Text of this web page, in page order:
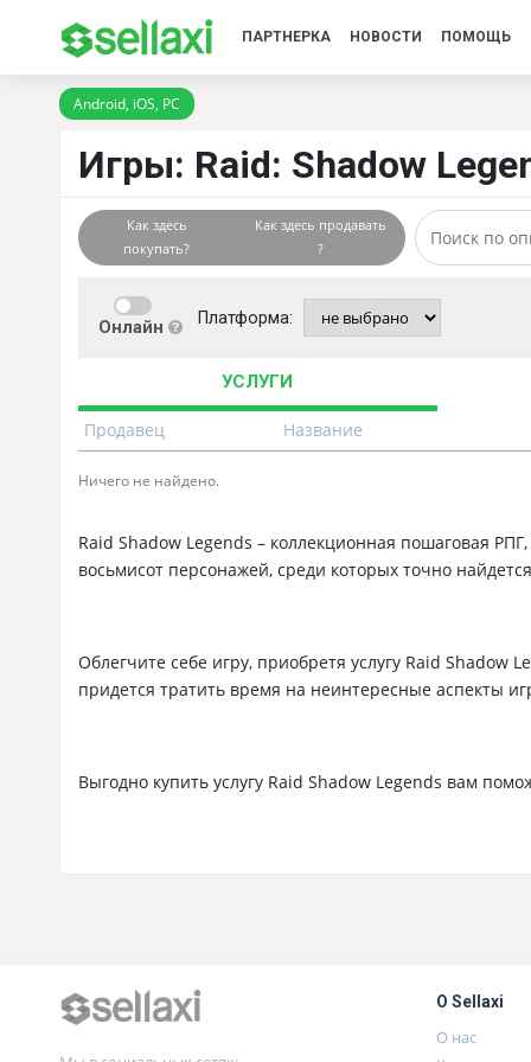
ПАРТНЕРКА НОВОСТИ ПОМОЩЬ
Android, iOS, PC
Игры: Raid: Shadow
Как здесь
покупать?
Как здесь продавать
?
Онлайн Платформа:
УСЛУГИ
Продавец Название
Ничего не найдено.
Raid Shadow Legends – коллекционная пошаговая
восьмисот персонажей, среди которых точно
Облегчите себе игру, приобретя услугу Raid Shadow
придется тратить время на неинтересные аспекты
Выгодно купить услугу Raid Shadow Legends вам
О Sellaxi
О нас